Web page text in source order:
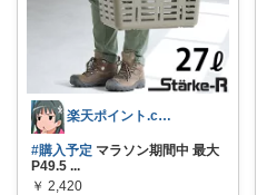
楽天ポイント.com お買い物マラソン中
#購入予定 マラソン期間中 最大
P49.5 ...
￥ 2,420